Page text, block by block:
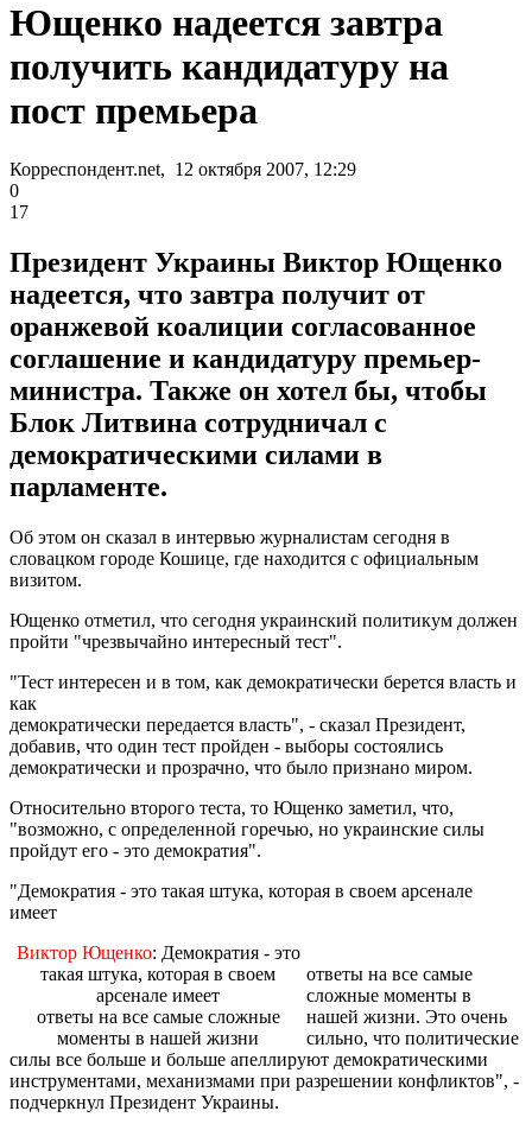
Ющенко надеется завтра
получить кандидатуру на
пост премьера
Корреспондент.net, 12 октября 2007, 12:29
0
17
Президент Украины Виктор Ющенко
надеется, что завтра получит от
оранжевой коалиции согласованное
соглашение и кандидатуру премьер-
министра. Также он хотел бы, чтобы
Блок Литвина сотрудничал с
демократическими силами в
парламенте.
Об этом он сказал в интервью журналистам сегодня в
словацком городе Кошице, где находится с официальным
визитом.
Ющенко отметил, что сегодня украинский политикум должен
пройти "чрезвычайно интересный тест".
"Тест интересен и в том, как демократически берется власть и
как
демократически передается власть", - сказал Президент,
добавив, что один тест пройден - выборы состоялись
демократически и прозрачно, что было признано миром.
Относительно второго теста, то Ющенко заметил, что,
"возможно, с определенной горечью, но украинские силы
пройдут его - это демократия".
"Демократия - это такая штука, которая в своем арсенале
имеет
Виктор Ющенко: Демократия - это
такая штука, которая в своем
арсенале имеет
ответы на все самые сложные
моменты в нашей жизни
ответы на все самые
сложные моменты в
нашей жизни. Это очень
сильно, что политические
силы все больше и больше апеллируют демократическими
инструментами, механизмами при разрешении конфликтов", -
подчеркнул Президент Украины.